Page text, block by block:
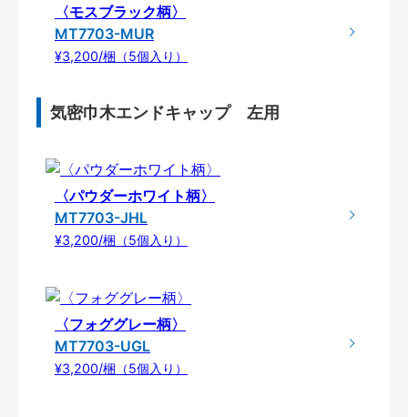
〈モスブラック柄〉
MT7703-MUR
¥3,200/梱（5個入り）
気密巾木エンドキャップ 左用
〈パウダーホワイト柄〉
MT7703-JHL
¥3,200/梱（5個入り）
〈フォググレー柄〉
MT7703-UGL
¥3,200/梱（5個入り）